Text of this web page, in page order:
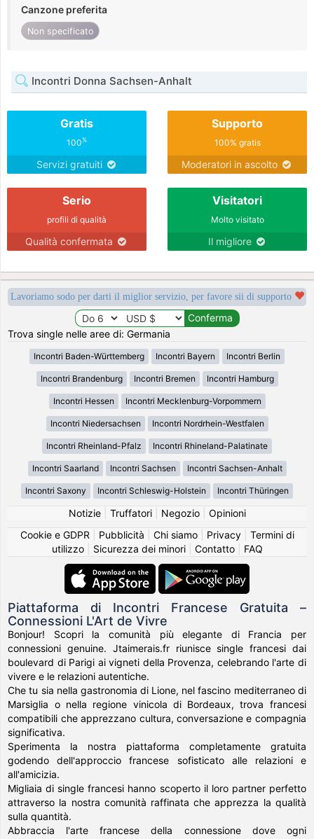
Canzone preferita
Non specificato
Incontri Donna Sachsen-Anhalt
Gratis
100%
Servizi gratuiti
Supporto
100% gratis
Moderatori in ascolto
Serio
profili di qualità
Qualità confermata
Visitatori
Molto visitato
Il migliore
Lavoriamo sodo per darti il miglior servizio, per favore sii di supporto
Trova single nelle aree di: Germania
Incontri Baden-Württemberg Incontri Bayern Incontri Berlin
Incontri Brandenburg Incontri Bremen Incontri Hamburg
Incontri Hessen Incontri Mecklenburg-Vorpommern
Incontri Niedersachsen Incontri Nordrhein-Westfalen
Incontri Rheinland-Pfalz Incontri Rhineland-Palatinate
Incontri Saarland Incontri Sachsen Incontri Sachsen-Anhalt
Incontri Saxony Incontri Schleswig-Holstein Incontri Thüringen
Notizie| Truffatori| Negozio| Opinioni
Cookie e GDPR
Pubblicità Chi siamo| Privacy| Termini di
utilizzo| Sicurezza dei minori| Contatto| FAQ
Piattaforma di Incontri Francese Gratuita –
Connessioni L'Art de Vivre
Bonjour! Scopri la comunità più elegante di Francia per
connessioni genuine. Jtaimerais.fr riunisce single francesi dai
boulevard di Parigi ai vigneti della Provenza, celebrando l'arte di
vivere e le relazioni autentiche.
Che tu sia nella gastronomia di Lione, nel fascino mediterraneo di
Marsiglia o nella regione vinicola di Bordeaux, trova francesi
compatibili che apprezzano cultura, conversazione e compagnia
significativa.
Sperimenta la nostra piattaforma completamente gratuita
godendo dell'approccio francese sofisticato alle relazioni e
all'amicizia.
Migliaia di single francesi hanno scoperto il loro partner perfetto
attraverso la nostra comunità raffinata che apprezza la qualità
sulla quantità.
Abbraccia l'arte francese della connessione dove ogni